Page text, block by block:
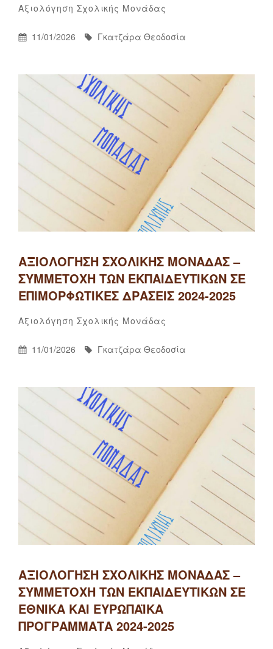
Categories
Αξιολόγηση Σχολικής Μονάδας
Θεοδοσία
Posted
11/01/2026 By
Γκατζάρα Θεοδοσία
ΑΞΙΟΛΌΓΗΣΗ ΣΧΟΛΙΚΉΣ ΜΟΝΆΔΑΣ –
ΣΥΜΜΕΤΟΧΉ ΤΩΝ ΕΚΠΑΙΔΕΥΤΙΚΏΝ ΣΕ
ΕΠΙΜΟΡΦΩΤΙΚΈΣ ΔΡΆΣΕΙΣ 2024-2025
Categories
Αξιολόγηση Σχολικής ΜονάδαςΓκατζάρα
Θεοδοσία
Posted
11/01/2026 By
Γκατζάρα Θεοδοσία
ΑΞΙΟΛΌΓΗΣΗ ΣΧΟΛΙΚΉΣ ΜΟΝΆΔΑΣ –
ΣΥΜΜΕΤΟΧΉ ΤΩΝ ΕΚΠΑΙΔΕΥΤΙΚΏΝ ΣΕ
ΕΘΝΙΚΆ ΚΑΙ ΕΥΡΩΠΑΪΚΆ
ΠΡΟΓΡΆΜΜΑΤΑ 2024-2025